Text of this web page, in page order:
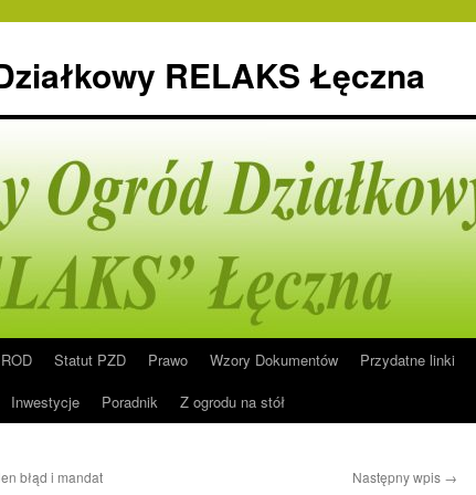
RELAKS Łęczna
Statut PZD Prawo Wzory Dokumentów Przydatne linki
Inwestycje Poradnik Z ogrodu na stół
błąd i mandat
Następny wpis →